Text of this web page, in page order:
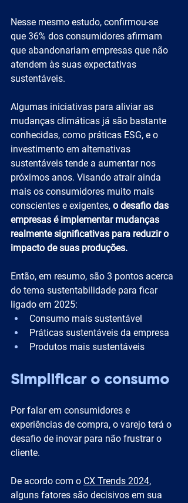
Nesse mesmo estudo, confirmou-se
que 36% dos consumidores afirmam
que abandonariam empresas que não
atendem às suas expectativas
sustentáveis.
Algumas iniciativas para aliviar as
mudanças climáticas já são bastante
conhecidas, como práticas ESG, e o
investimento em alternativas
sustentáveis tende a aumentar nos
próximos anos. Visando atrair ainda
mais os consumidores muito mais
conscientes e exigentes, o desafio das
empresas é implementar mudanças
realmente significativas para reduzir o
impacto de suas produções.
Então, em resumo, são 3 pontos acerca
do tema sustentabilidade para ficar
ligado em 2025:
Consumo mais sustentável
Práticas sustentáveis da empresa
Produtos mais sustentáveis
Simplificar o consumo
Por falar em consumidores e
experiências de compra, o varejo terá o
desafio de inovar para não frustrar o
cliente.
De acordo com o CX Trends 2024,
alguns fatores são decisivos em sua